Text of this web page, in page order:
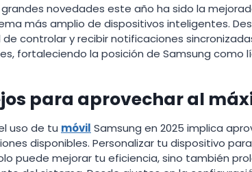
novedades este año ha sido la
más amplio de dispositivos inteligentes.
controlar y recibir notificaciones
fortaleciendo la posición de Samsung como
para aprovechar al
uso de tu móvil Samsung en 2025 implica
disponibles. Personalizar tu dispositivo
puede mejorar tu eficiencia, sino también